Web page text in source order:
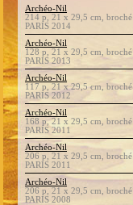
Archéo-Nil
214 p, 21 x 29,5 cm, broché
PARIS 2014
Archéo-Nil
128 p, 21 x 29,5 cm, broché
PARIS 2013
Archéo-Nil
117 p, 21 x 29,5 cm, broché
PARIS 2012
Archéo-Nil
168 p, 21 x 29,5 cm, broché
PARIS 2011
Archéo-Nil
206 p, 21 x 29,5 cm, broché
PARIS 2011
Archéo-Nil
206 p, 21 x 29,5 cm, broché
PARIS 2008